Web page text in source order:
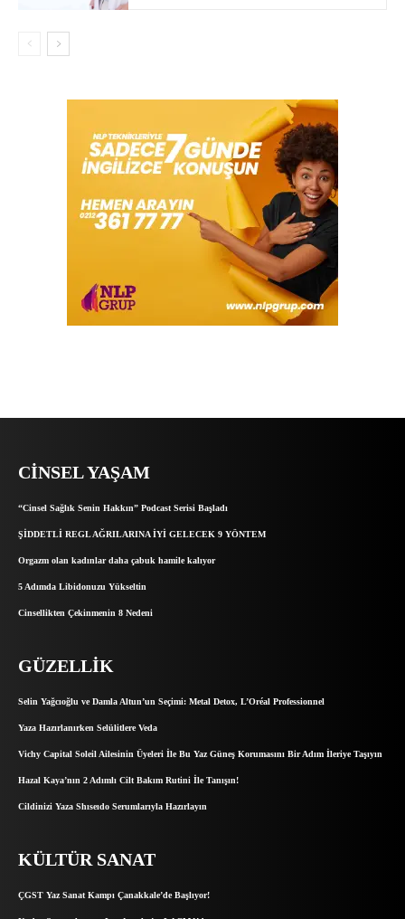
CINSEL YAŞAM
“Cinsel Sağlık Senin Hakkın” Podcast Serisi Başladı
ŞİDDETLİ REGL AĞRILARINA İYİ GELECEK 9 YÖNTEM
Orgazm olan kadınlar daha çabuk hamile kalıyor
5 Adımda Libidonuzu Yükseltin
Cinsellikten Çekinmenin 8 Nedeni
GÜZELLIK
Selin Yağcıoğlu ve Damla Altun’un Seçimi: Metal Detox, L’Oréal Professionnel
Yaza Hazırlanırken Selülitlere Veda
Vichy Capital Soleil Ailesinin Üyeleri İle Bu Yaz Güneş Korumasını Bir Adım İleriye Taşıyın
Hazal Kaya’nın 2 Adımlı Cilt Bakım Rutini İle Tanışın!
Cildinizi Yaza Shıseıdo Serumlarıyla Hazırlayın
KÜLTÜR SANAT
ÇGST Yaz Sanat Kampı Çanakkale’de Başlıyor!